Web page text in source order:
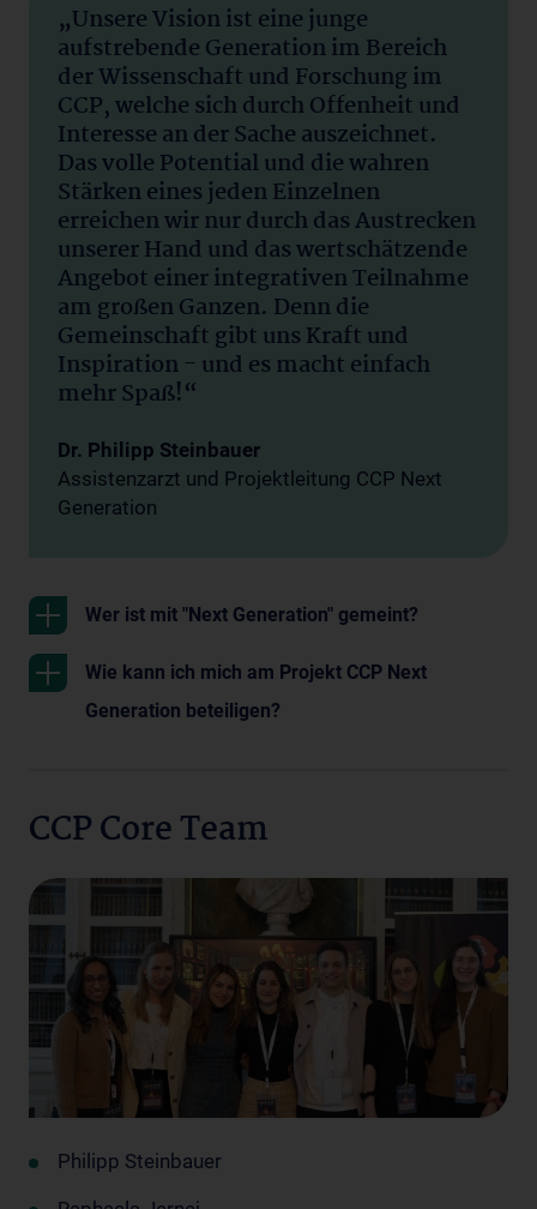
„Unsere Vision ist eine junge
aufstrebende Generation im Bereich
der Wissenschaft und Forschung im
CCP, welche sich durch Offenheit und
Interesse an der Sache auszeichnet.
Das volle Potential und die wahren
Stärken eines jeden Einzelnen
erreichen wir nur durch das Austrecken
unserer Hand und das wertschätzende
Angebot einer integrativen Teilnahme
am großen Ganzen. Denn die
Gemeinschaft gibt uns Kraft und
Inspiration - und es macht einfach
mehr Spaß!“
Dr. Philipp Steinbauer
Assistenzarzt und Projektleitung CCP Next
Generation
Wer ist mit "Next Generation" gemeint?
Wie kann ich mich am Projekt CCP Next
Generation beteiligen?
CCP Core Team
Philipp Steinbauer